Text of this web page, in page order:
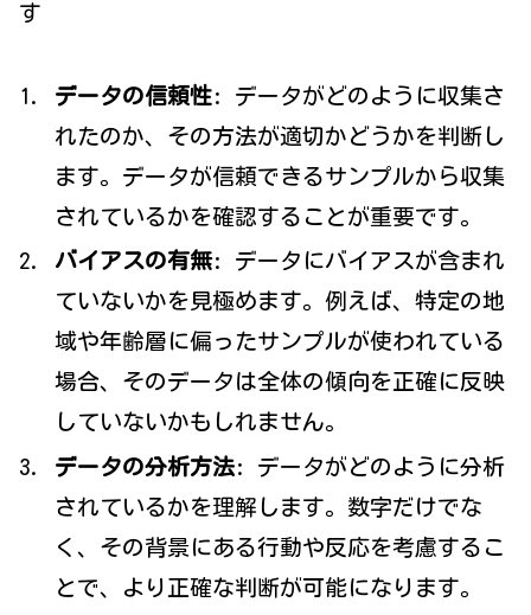
す
データの信頼性: データがどのように収集さ
れたのか、その方法が適切かどうかを判断し
ます。データが信頼できるサンプルから収集
されているかを確認することが重要です。
バイアスの有無: データにバイアスが含まれ
ていないかを見極めます。例えば、特定の地
域や年齢層に偏ったサンプルが使われている
場合、そのデータは全体の傾向を正確に反映
していないかもしれません。
データの分析方法: データがどのように分析
されているかを理解します。数字だけでな
く、その背景にある行動や反応を考慮するこ
とで、より正確な判断が可能になります。